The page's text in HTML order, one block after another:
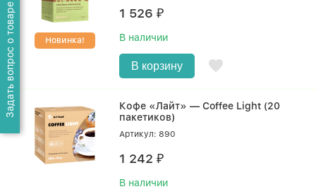
Новинка!
1 526₽
В наличии
В корзину
Кофе «Лайт» — Coffee Light (20
пакетиков)
Артикул: 890
1 242₽
В наличии
Задать вопрос о товаре